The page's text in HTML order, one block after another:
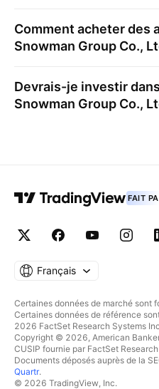
Comment acheter des
Snowman Group Co.,
Devrais-je investir
Snowman Group Co.,
FAIT
Français
Certaines données de marché sont
Certaines données de référence
2026 FactSet Research Systems
Copyright © 2026, American
CUSIP fournie par FactSet
Documents déposés auprès de la
Quartr.
© 2026 TradingView, Inc.